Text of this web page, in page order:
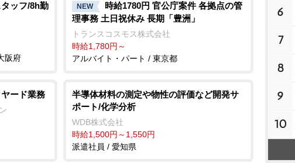
ッフ/8h勤
阪府
NEW
時給1780円 官公庁案件 各拠点の管
理事務 土日祝休み 長期「豊洲」
トランスコスモス株式会社
時給1,780円～
アルバイト・パート / 東京都
ード業務
半導体材料の測定や物性の評価など開発サ
ポート/化学分析
WDB株式会社
時給1,500円～1,550円
派遣社員 / 愛知県
6
7
8
9
10